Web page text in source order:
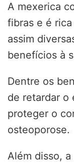
A mexerica
fibras e é
assim
benefícios à
Dentre os
de retardar o
proteger o
osteoporose.
Além disso,